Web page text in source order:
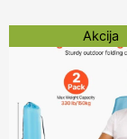
Akcija
Original
price
122,09